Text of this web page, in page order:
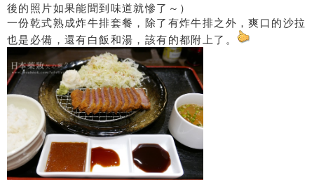
後的照片如果能聞到味道就慘了～）
一份乾式熟成炸牛排套餐，除了有炸牛排之外，爽口的沙拉
也是必備，還有白飯和湯，該有的都附上了。